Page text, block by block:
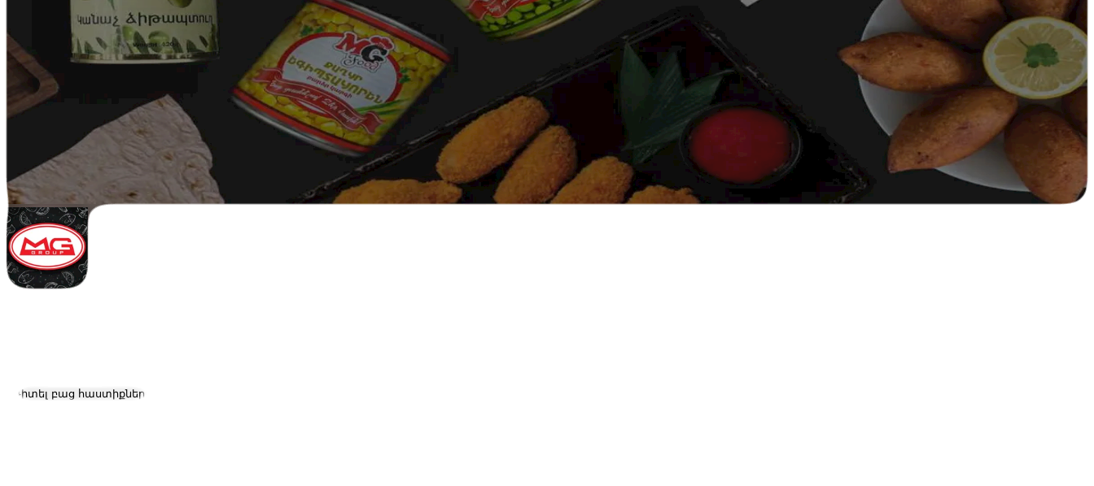
Դիտել բաց հաստիքները